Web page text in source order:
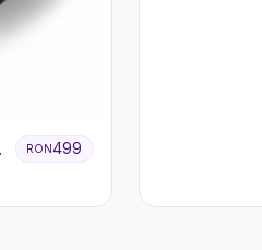
RON499